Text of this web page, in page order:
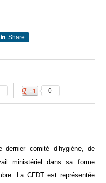
Share
0
comité d’hygiène, de
ministériel dans sa forme
La CFDT est représentée